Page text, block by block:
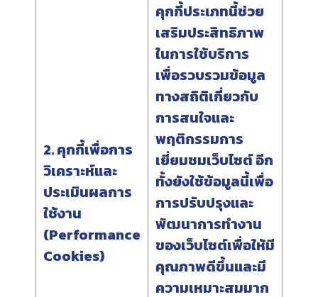
2. คุกกี้เพื่อการ
วิเคราะห์และ
ประเมินผลการ
ใช้งาน
(Performance
Cookies)
คุกกี้ประเภทนี้ช่วย
เสริมประสิทธิภาพ
ในการใช้บริการ
เพื่อรวบรวมข้อมูล
ทางสถิติเกี่ยวกับ
การสนใจและ
พฤติกรรมการ
เยี่ยมชมเว็บไซต์ อีก
ทั้งยังใช้ข้อมูลนี้เพื่อ
การปรับปรุงและ
พัฒนาการทำงาน
ของเว็บไซต์เพื่อให้มี
คุณภาพดีขึ้นและมี
ความเหมาะสมมาก